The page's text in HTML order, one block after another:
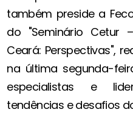
também preside a
do "Seminário Cetur
Ceará: Perspectivas",
na última segunda-
especialistas e
tendências e desafios